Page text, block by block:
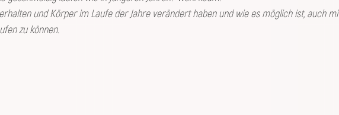
und Körper im Laufe der Jahre verändert haben und wie es möglich ist, auch
zu können.